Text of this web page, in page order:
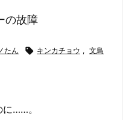
の故障
たん  キンカチョウ , 文鳥
……。